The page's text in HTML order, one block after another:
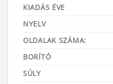
KIADÁS ÉVE
NYELV
OLDALAK SZÁMA:
BORÍTÓ
SÚLY